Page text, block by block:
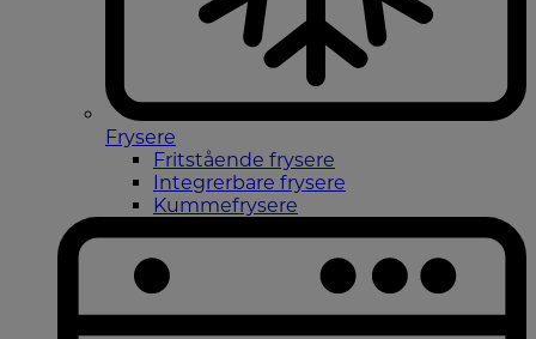
Frysere
Fritstående frysere
Integrerbare frysere
Kummefrysere